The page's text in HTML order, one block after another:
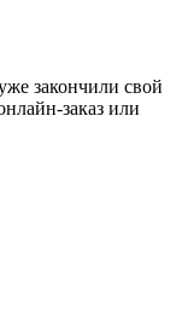
закончили свой
заказ или